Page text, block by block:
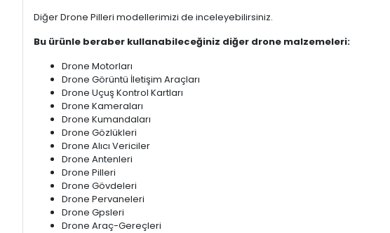
Diğer Drone Pilleri modellerimizi de inceleyebilirsiniz.
Bu ürünle beraber kullanabileceğiniz diğer drone malzemeleri:
Drone Motorları
Drone Görüntü İletişim Araçları
Drone Uçuş Kontrol Kartları
Drone Kameraları
Drone Kumandaları
Drone Gözlükleri
Drone Alıcı Vericiler
Drone Antenleri
Drone Pilleri
Drone Gövdeleri
Drone Pervaneleri
Drone Gpsleri
Drone Araç-Gereçleri